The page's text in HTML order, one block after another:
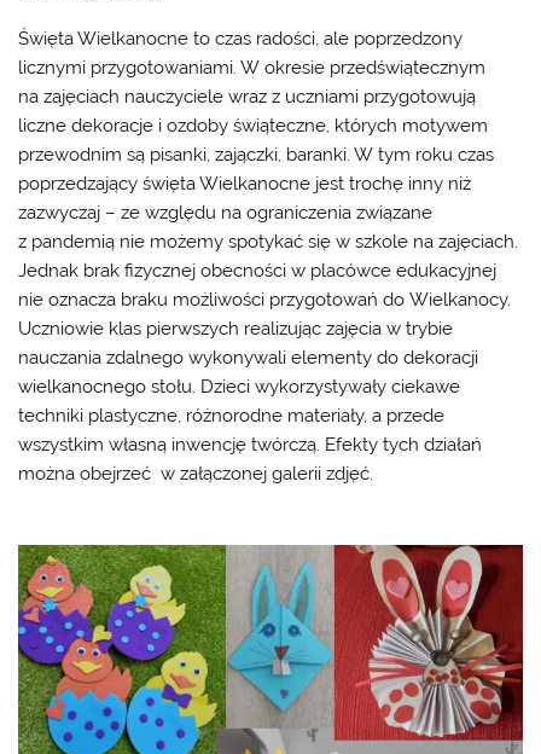
Święta Wielkanocne to czas radości, ale poprzedzony
licznymi przygotowaniami. W okresie przedświątecznym
na zajęciach nauczyciele wraz z uczniami przygotowują
liczne dekoracje i ozdoby świąteczne, których motywem
przewodnim są pisanki, zajączki, baranki. W tym roku czas
poprzedzający święta Wielkanocne jest trochę inny niż
zazwyczaj – ze względu na ograniczenia związane
z pandemią nie możemy spotykać się w szkole na zajęciach.
Jednak brak fizycznej obecności w placówce edukacyjnej
nie oznacza braku możliwości przygotowań do Wielkanocy.
Uczniowie klas pierwszych realizując zajęcia w trybie
nauczania zdalnego wykonywali elementy do dekoracji
wielkanocnego stołu. Dzieci wykorzystywały ciekawe
techniki plastyczne, różnorodne materiały, a przede
wszystkim własną inwencję twórczą. Efekty tych działań
można obejrzeć w załączonej galerii zdjęć.